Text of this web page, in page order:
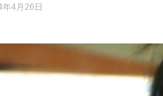
4月26日